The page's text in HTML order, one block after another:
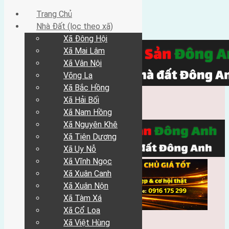
Trang Chủ
Trang Chủ
Nhà Đất (lọc theo xã)
Xã Đông Hội
Xã Mai Lâm
Xã Vân Nội
Võng La
Xã Bắc Hồng
Xã Hải Bối
Xã Nam Hồng
Xã Nguyên Khê
Xã Tiên Dương
Xã Uy Nỗ
Xã Vĩnh Ngọc
Xã Xuân Canh
Xã Xuân Nộn
Xã Tàm Xá
Xã Cổ Loa
Xã Việt Hùng